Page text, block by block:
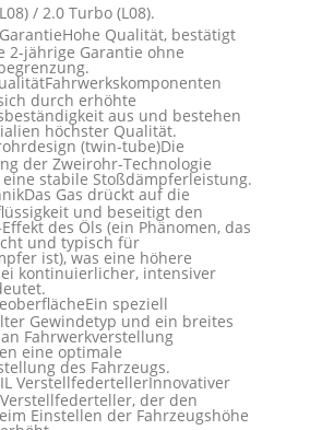
/ 2.0 Turbo (L08).
Hohe Qualität, bestätigt
2-jährige Garantie ohne
Fahrwerkskomponenten
durch erhöhte
aus und bestehen
höchster Qualität.
Die
der Zweirohr-Technologie
stabile Stoßdämpferleistung.
Das Gas drückt auf die
und beseitigt den
Effekt des Öls (ein Phänomen, das
und typisch für
ist), was eine höhere
kontinuierlicher, intensiver
Ein speziell
Gewindetyp und ein breites
Fahrwerkverstellung
eine optimale
des Fahrzeugs.
Innovativer
der den
Einstellen der Fahrzeugshöhe